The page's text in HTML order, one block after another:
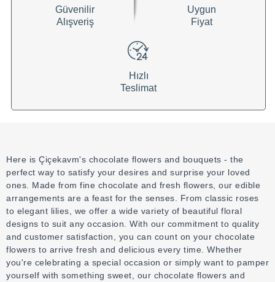
Güvenilir
Alışveriş
Uygun
Fiyat
Hızlı
Teslimat
Here is Çiçekavm's chocolate flowers and bouquets - the
perfect way to satisfy your desires and surprise your loved
ones. Made from fine chocolate and fresh flowers, our edible
arrangements are a feast for the senses. From classic roses
to elegant lilies, we offer a wide variety of beautiful floral
designs to suit any occasion. With our commitment to quality
and customer satisfaction, you can count on your chocolate
flowers to arrive fresh and delicious every time. Whether
you're celebrating a special occasion or simply want to pamper
yourself with something sweet, our chocolate flowers and